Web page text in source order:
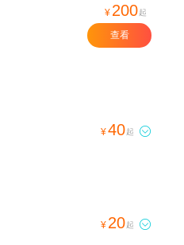
¥ 200起
查看
¥40起 
¥ 20起 